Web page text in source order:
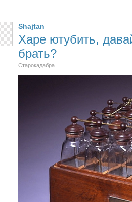
Shajtan
Харе ютубить,
брать?
Старокадабра